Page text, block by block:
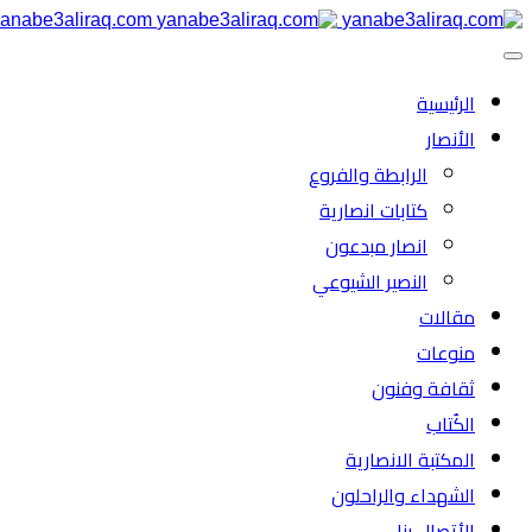
الرئیسية
الأنصار
الرابطة والفروع
كتابات انصارية
انصار مبدعون
النصیر الشیوعي
مقالات
منوعات
ثقافة وفنون
الكُتاب
المكتبة الانصارية
الشهداء والراحلون